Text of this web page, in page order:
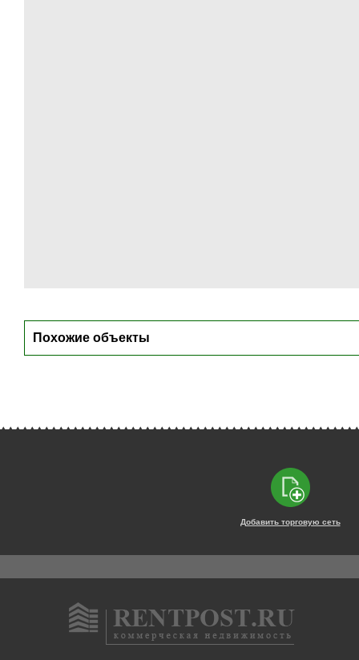
Похожие объекты
Добавить торговую сеть